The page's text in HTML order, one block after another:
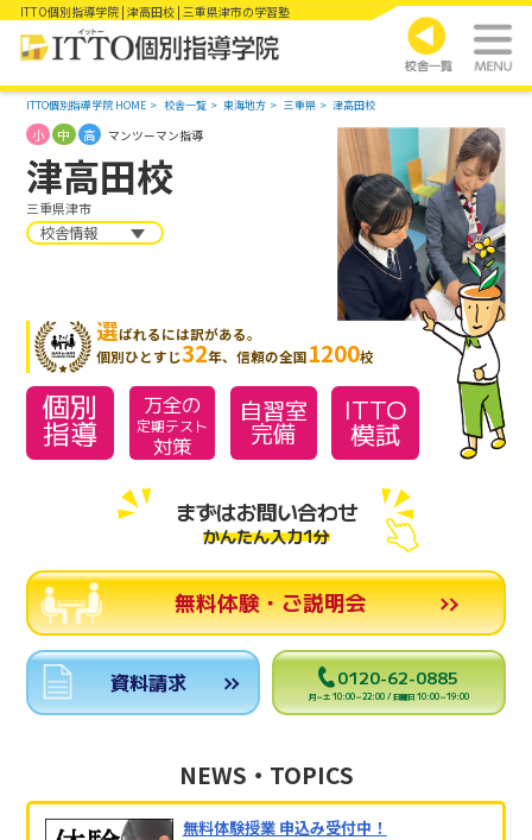
ITTO個別指導学院 | 津高田校 | 三重県津市の学習塾
ITTO個別指導学院 HOME 校舎一覧 東海地方 三重県 津高田校
津高田校
三重県津市
小 中 高 マンツーマン指導
校舎情報
選ばれるには訳がある。
個別ひとすじ32年、信頼の全国1200校
個別
指導
万全の
定期テスト
対策
自習室
完備
ITTO
模試
まずはお問い合わせ
かんたん入力1分
無料体験・ご説明会
資料請求 0120-62-0885
月～土 10:00～22:00 / 日曜日 10:00～19:00
NEWS・TOPICS
無料体験授業 申込み受付中！